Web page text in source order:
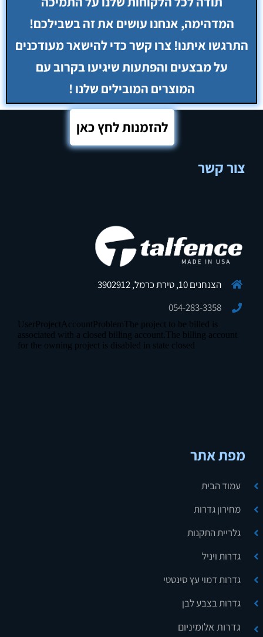
צור קשר
להזמנות לחץ כאן
הצנחנים 10, טירת כרמל, 3902912
054-283-3358
מפת אתר
עמוד הבית
מחירון גדרות
גלריית התקנות
גדרות ויניל
גדרות דמוי עץ סינטטי
גדרות בצבע לבן
גדרות אלומיניום